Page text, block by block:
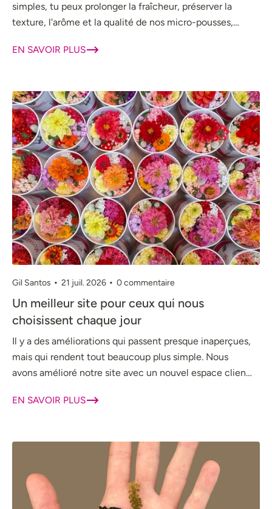
simples, tu peux prolonger la fraîcheur, préserver la
texture, l'arôme et la qualité de nos micro-pousses,
EN SAVOIR PLUS
Gil Santos 21 juil. 2026 0 commentaire
Un meilleur site pour ceux qui nous
choisissent chaque jour
Il y a des améliorations qui passent presque inaperçues,
mais qui rendent tout beaucoup plus simple. Nous
avons amélioré notre site avec un nouvel espace client
EN SAVOIR PLUS